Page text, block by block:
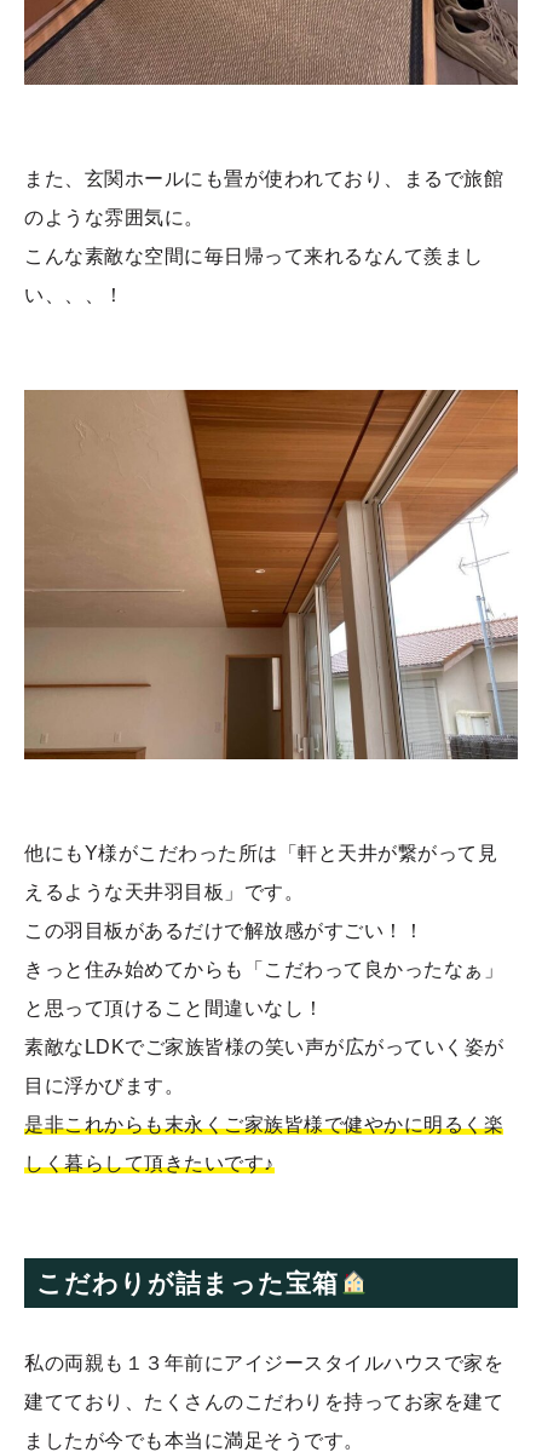
また、玄関ホールにも畳が使われており、まるで旅館
のような雰囲気に。
こんな素敵な空間に毎日帰って来れるなんて羨まし
い、、、！
他にもY様がこだわった所は「軒と天井が繋がって見
えるような天井羽目板」です。
この羽目板があるだけで解放感がすごい！！
きっと住み始めてからも「こだわって良かったなぁ」
と思って頂けること間違いなし！
素敵なLDKでご家族皆様の笑い声が広がっていく姿が
目に浮かびます。
是非これからも末永くご家族皆様で健やかに明るく楽
しく暮らして頂きたいです♪
こだわりが詰まった宝箱
私の両親も１３年前にアイジースタイルハウスで家を
建てており、たくさんのこだわりを持ってお家を建て
ましたが今でも本当に満足そうです。